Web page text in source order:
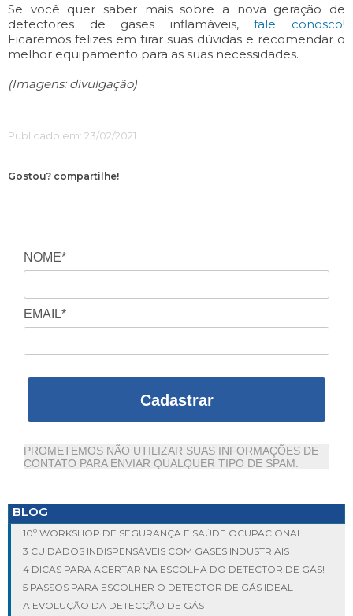
Se você quer saber mais sobre a nova geração de
detectores de gases inflamáveis,fale conosco!
Ficaremos felizes em tirar suas dúvidas e recomendar o
melhor equipamento para as suas necessidades.
(Imagens: divulgação)
Publicado em: 23/02/2021
Gostou? compartilhe!
NOME*
EMAIL*
Cadastrar
PROMETEMOS NÃO UTILIZAR SUAS INFORMAÇÕES DE
CONTATO PARA ENVIAR QUALQUER TIPO DE SPAM.
BLOG
10º WORKSHOP DE SEGURANÇA E SAÚDE OCUPACIONAL
3 CUIDADOS INDISPENSÁVEIS COM GASES INDUSTRIAIS
4 DICAS PARA ACERTAR NA ESCOLHA DO DETECTOR DE GÁS!
5 PASSOS PARA ESCOLHER O DETECTOR DE GÁS IDEAL
A EVOLUÇÃO DA DETECÇÃO DE GÁS